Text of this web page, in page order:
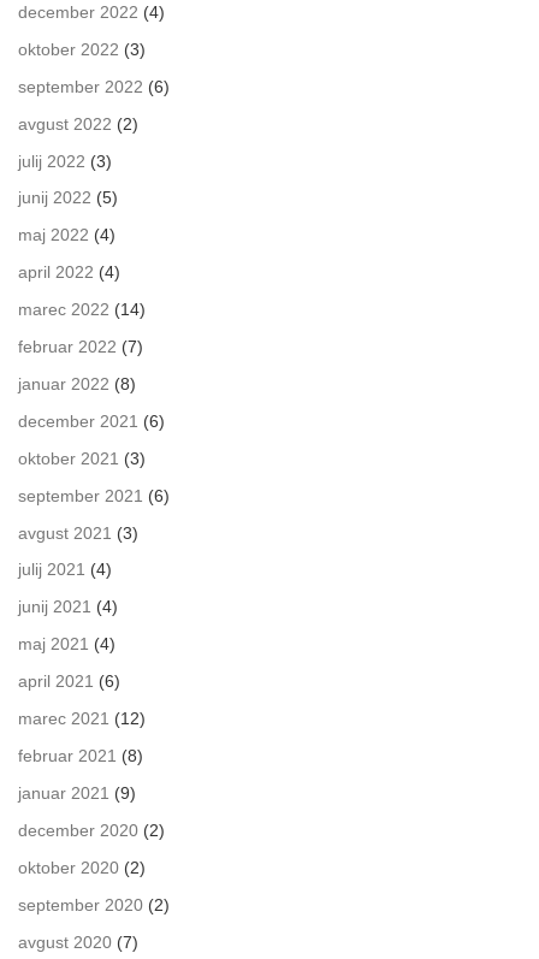
december 2022 (4)
oktober 2022 (3)
september 2022 (6)
avgust 2022 (2)
julij 2022 (3)
junij 2022 (5)
maj 2022 (4)
april 2022 (4)
marec 2022 (14)
februar 2022 (7)
januar 2022 (8)
december 2021 (6)
oktober 2021 (3)
september 2021 (6)
avgust 2021 (3)
julij 2021 (4)
junij 2021 (4)
maj 2021 (4)
april 2021 (6)
marec 2021 (12)
februar 2021 (8)
januar 2021 (9)
december 2020 (2)
oktober 2020 (2)
september 2020 (2)
avgust 2020 (7)